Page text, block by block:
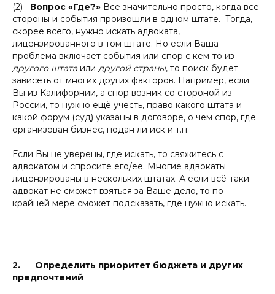
(2) Вопрос «Где?» Все значительно просто, когда все
стороны и события произошли в одном штате. Тогда,
скорее всего, нужно искать адвоката,
лицензированного в том штате. Но если Ваша
проблема включает события или спор с кем-то из
другого штатаили другой страны, то поиск будет
зависеть от многих других факторов. Например, если
Вы из Калифорнии, а спор возник со стороной из
России, то нужно ещё учесть, право какого штата и
какой форум (суд) указаны в договоре, о чём спор, где
организован бизнес, подан ли иск и т.п.
Если Вы не уверены, где искать, то свяжитесь с
адвокатом и спросите его/её. Многие адвокаты
лицензированы в нескольких штатах. А если всё-таки
адвокат не сможет взяться за Ваше дело, то по
крайней мере сможет подсказать, где нужно искать.
2. Определить приоритет бюджета и других
предпочтений